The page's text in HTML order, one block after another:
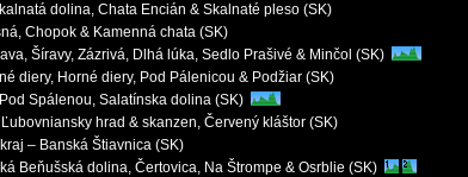
dolina, Chata Encián & Skalnaté pleso (SK)
Chopok & Kamenná chata (SK)
Šíravy, Zázrivá, Dlhá lúka, Sedlo Prašivé & Minčol (SK)
diery, Horné diery, Pod Pálenicou & Podžiar (SK)
Spálenou, Salatínska dolina (SK)
hrad & skanzen, Červený kláštor (SK)
– Banská Štiavnica (SK)
Beňušská dolina, Čertovica, Na Štrompe & Osrblie (SK)